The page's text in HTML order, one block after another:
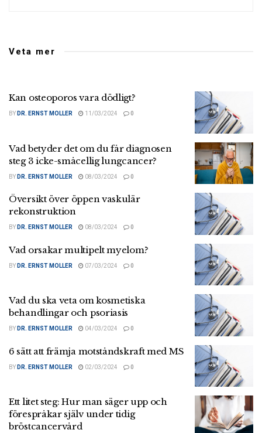
Veta mer
Kan osteoporos vara dödligt?
BY DR. ERNST MOLLER 11/03/2024 0
Vad betyder det om du får diagnosen
steg 3 icke-småcellig lungcancer?
BY DR. ERNST MOLLER 08/03/2024 0
Översikt över öppen vaskulär
rekonstruktion
BY DR. ERNST MOLLER 08/03/2024 0
Vad orsakar multipelt myelom?
BY DR. ERNST MOLLER 07/03/2024 0
Vad du ska veta om kosmetiska
behandlingar och psoriasis
BY DR. ERNST MOLLER 04/03/2024 0
6 sätt att främja motståndskraft med MS
BY DR. ERNST MOLLER 02/03/2024 0
Ett litet steg: Hur man säger upp och
förespråkar själv under tidig
bröstcancervård